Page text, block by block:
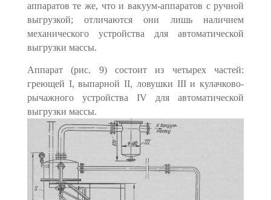
аппара­тов те же, что и вакуум-аппаратов с ручной
выгрузкой; отличаются они лишь наличием
механического устройства для автоматической
выгрузки массы.
Аппарат (рис. 9) состоит из четырех частей:
греющей I, выпарной II, ловушки III и кулачково-
рычажного устройства IV для автоматической
выгрузки массы.